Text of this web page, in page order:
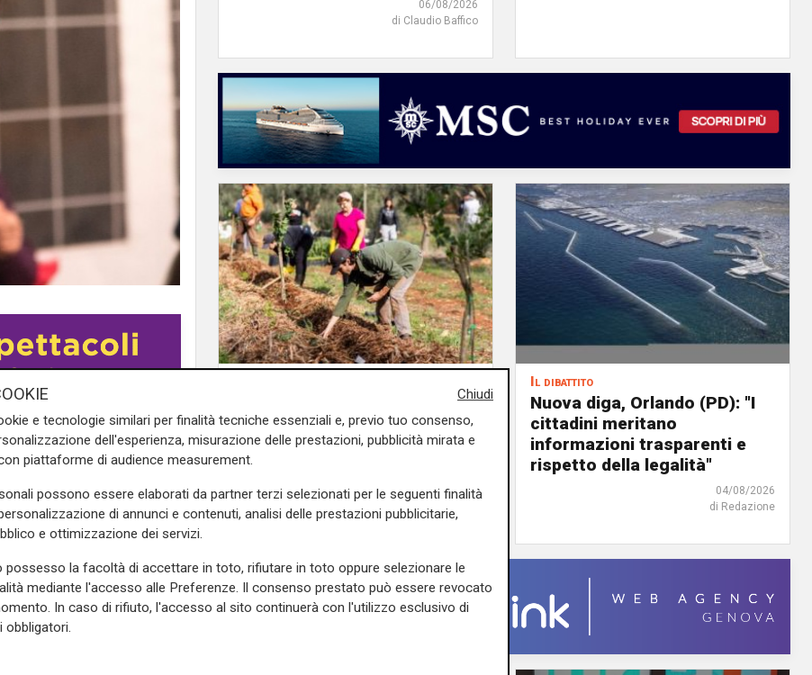
del centrodestra.
ha il 62,26% dei voti
Patto per Savona,
il presidente della
Salvini Liguria, Fratelli
di Centro.
sulla Liguria seguiteci sul
e suFacebook
06/08/2026
di Claudio Baffico
Regione: incrementato di un
milione il bando per
l'innovazione nell'agricoltura
di Redazione
Il dibattito
Nuova diga, Orlando (PD): "I
cittadini meritano
informazioni trasparenti e
rispetto della legalità"
04/08/2026
di Redazione
Chiudi
e tecnologie similari per finalità tecniche essenziali e, previo tuo consenso,
dell'esperienza, misurazione delle prestazioni, pubblicità mirata e
piattaforme di audience measurement.
possono essere elaborati da partner terzi selezionati per le seguenti finalità
di annunci e contenuti, analisi delle prestazioni pubblicitarie,
e ottimizzazione dei servizi.
possesso la facoltà di accettare in toto, rifiutare in toto oppure selezionare le
mediante l'accesso alle Preferenze. Il consenso prestato può essere revocato
In caso di rifiuto, l'accesso al sito continuerà con l'utilizzo esclusivo di
obbligatori.